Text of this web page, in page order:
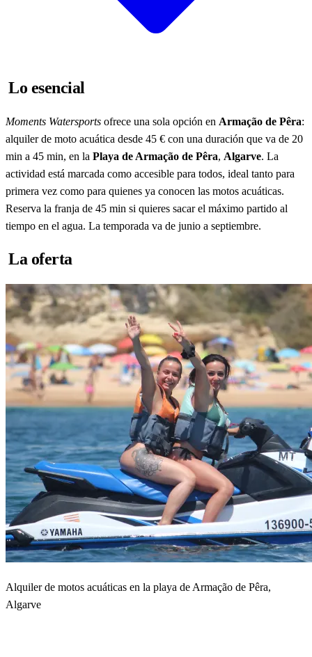
Lo esencial
Moments Watersports ofrece una sola opción en Armação de Pêra:
alquiler de moto acuática desde 45 € con una duración que va de 20
min a 45 min, en la Playa de Armação de Pêra, Algarve. La
actividad está marcada como accesible para todos, ideal tanto para
primera vez como para quienes ya conocen las motos acuáticas.
Reserva la franja de 45 min si quieres sacar el máximo partido al
tiempo en el agua. La temporada va de junio a septiembre.
La oferta
Alquiler de motos acuáticas en la playa de Armação de Pêra,
Algarve